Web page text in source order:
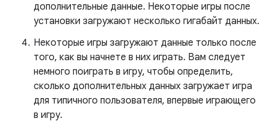
дополнительные данные. Некоторые игры после
установки загружают несколько гигабайт данных.
Некоторые игры загружают данные только после
того, как вы начнете в них играть. Вам следует
немного поиграть в игру, чтобы определить,
сколько дополнительных данных загружает игра
для типичного пользователя, впервые играющего
в игру.